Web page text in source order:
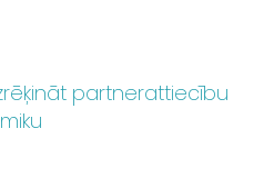
partnerattiecību